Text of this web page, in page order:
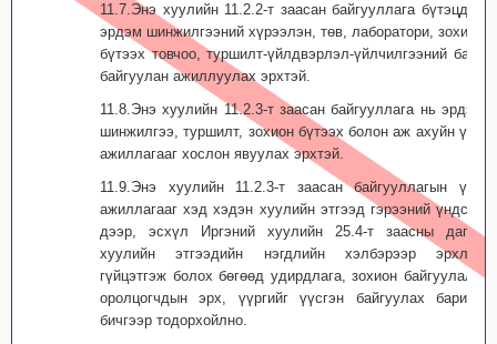
11.7.Энэ хуулийн 11.2.2-т заасан байгуул­лага бүтэцдээ
эрдэм шинжил­гээний хүрээлэн, төв, лаборатори, зохион
бүтээх товчоо, туршилт-үйлдвэрлэл-үйлчилгээний бааз
байгуулан ажиллуулах эрхтэй.
11.8.Энэ хуулийн 11.2.3-т заасан байгууллага нь эрдэм
шинжилгээ, туршилт, зохион бүтээх болон аж ахуйн үйл
ажиллагааг хослон явуулах эрхтэй.
11.9.Энэ хуулийн 11.2.3-т заасан байгууллагын үйл
ажиллагааг хэд хэдэн хуулийн этгээд гэрээний үндсэн
дээр, эсхүл Иргэний хуулийн 25.4-т заасны дагуу
хуулийн этгээдийн нэгдлийн хэлбэрээр эрхлэн
гүйцэтгэж болох бөгөөд удирдлага, зохион байгуулалт,
оролцогчдын эрх, үүргийг үүсгэн байгуулах баримт
бичгээр тодорхойлно.